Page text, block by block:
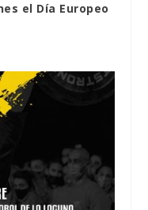
el Día Europeo